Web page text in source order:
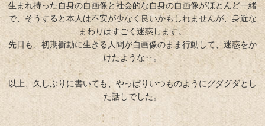
生まれ持った自身の自画像と社会的な自身の自画像がほとんど一緒
で、そうすると本人は不安が少なく良いかもしれませんが、身近な
まわりはすごく迷惑します。
先日も、初期衝動に生きる人間が自画像のまま行動して、迷惑をか
けたような‥。
以上、久しぶりに書いても、やっぱりいつものようにグダグダとし
た話しでした。